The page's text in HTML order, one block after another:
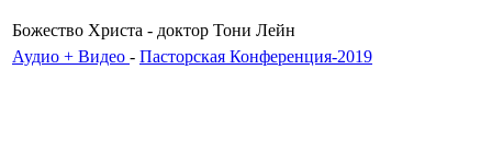
Божество Христа - доктор Тони Лейн
Аудио + Видео - Пасторская Конференция-2019